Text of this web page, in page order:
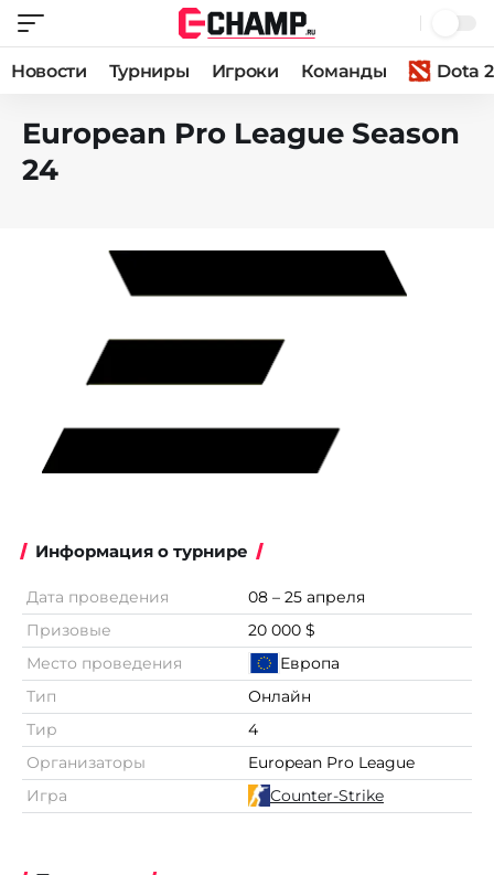
Новости Турниры Игроки Команды Dota 2
European Pro League Season
24
Информация о турнире
Дата проведения
08 – 25 апреля
Призовые
20 000 $
Место проведения
Европа
Тип
Онлайн
Тир
4
Организаторы
European Pro League
Игра
Counter-Strike